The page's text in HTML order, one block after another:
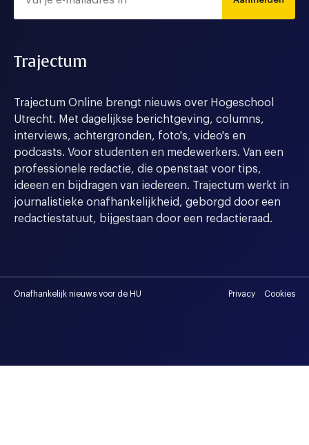
Trajectum
Trajectum Online brengt nieuws over Hogeschool
Utrecht. Met dagelijkse berichtgeving, columns,
interviews, achtergronden, foto's, video's en
podcasts. Voor studenten en medewerkers. Van een
professionele redactie, die openstaat voor tips,
ideeen en bijdragen van iedereen. Trajectum werkt in
journalistieke onafhankelijkheid, geborgd door een
redactiestatuut, bijgestaan door een redactieraad.
Onafhankelijk nieuws voor de HU Privacy Cookies